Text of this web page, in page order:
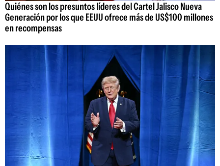
Quiénes son los presuntos líderes del Cartel Jalisco Nueva
Generación por los que EEUU ofrece más de US$100 millones
en recompensas